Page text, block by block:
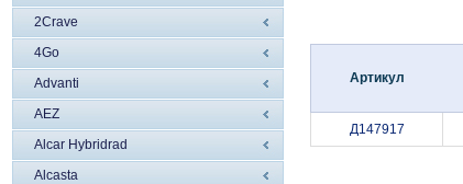
2Crave
4Go
Advanti
AEZ
Alcar Hybridrad
Alcasta
Артикул
Д147917